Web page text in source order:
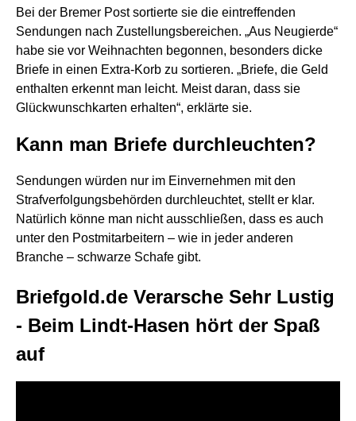
Bei der Bremer Post sortierte sie die eintreffenden
Sendungen nach Zustellungsbereichen. „Aus Neugierde“
habe sie vor Weihnachten begonnen, besonders dicke
Briefe in einen Extra-Korb zu sortieren. „Briefe, die Geld
enthalten erkennt man leicht. Meist daran, dass sie
Glückwunschkarten erhalten“, erklärte sie.
Kann man Briefe durchleuchten?
Sendungen würden nur im Einvernehmen mit den
Strafverfolgungsbehörden durchleuchtet, stellt er klar.
Natürlich könne man nicht ausschließen, dass es auch
unter den Postmitarbeitern – wie in jeder anderen
Branche – schwarze Schafe gibt.
Briefgold.de Verarsche Sehr Lustig
- Beim Lindt-Hasen hört der Spaß
auf